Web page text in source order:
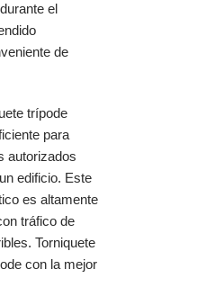
el
de
trípode
para
autorizados
edificio. Este
es altamente
tráfico de
Torniquete
con la mejor